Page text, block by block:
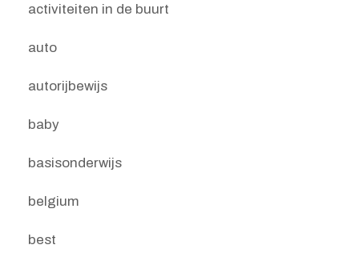
activiteiten in de buurt
auto
autorijbewijs
baby
basisonderwijs
belgium
best